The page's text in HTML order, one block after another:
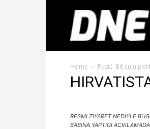
Home Pusić: Bit ću u
RESMI ZIYARET NEDIYLE
BASINA YAPTIGI